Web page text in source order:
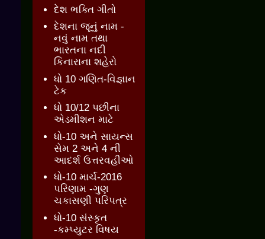
દેશ ભક્તિ ગીતો
દેશના જૂનું નામ -
નવું નામ તથા
ભારતના નદી
કિનારાના શહેરો
ધો 10 ગણિત-વિજ્ઞાન
ટેક
ધો 10/12 પછીના
એડમીશન માટે
ધો-10 અને સાયન્સ
સેમ 2 અને 4 ની
આદર્શ ઉત્તરવહીઓ
ધો-10 માર્ચ-2016
પરિણામ -ગુણ
ચકાસણી પરિપત્ર
ધો-10 સંસ્કૃત
-કમ્પ્યુટર વિષય